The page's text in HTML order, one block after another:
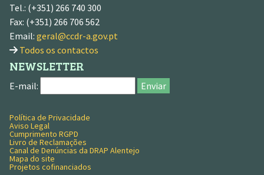
Tel.: (+351) 266 740 300
Fax: (+351) 266 706 562
Email: geral@ccdr-a.gov.pt
Todos os contactos
NEWSLETTER
E-mail: Enviar
MENU RODAPÉ
Política de Privacidade
Aviso Legal
Cumprimento RGPD
Livro de Reclamações
Canal de Denúncias da DRAP Alentejo
Mapa do site
Projetos cofinanciados